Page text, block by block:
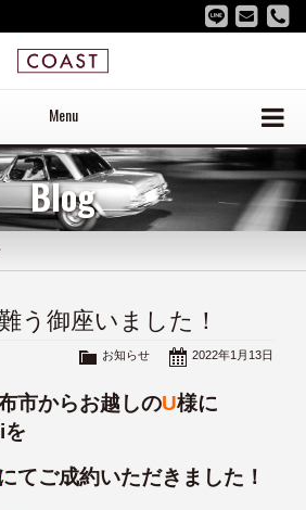
Menu
Blog
う御座いました！
2022年1月13日
お知らせ
市からお越しのU様に
てご成約いただきました！